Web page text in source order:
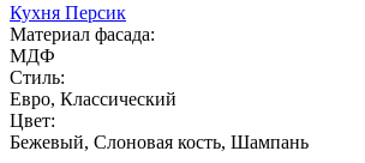
Кухня Персик
Материал фасада:
МДФ
Стиль:
Евро, Классический
Цвет:
Бежевый, Слоновая кость, Шампань